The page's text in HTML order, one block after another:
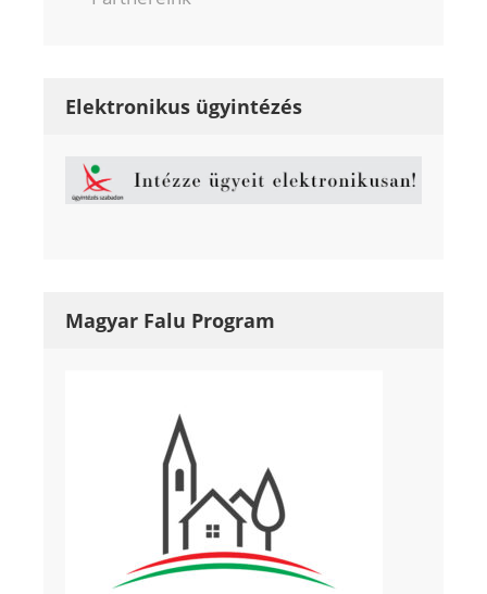
Elektronikus ügyintézés
Magyar Falu Program